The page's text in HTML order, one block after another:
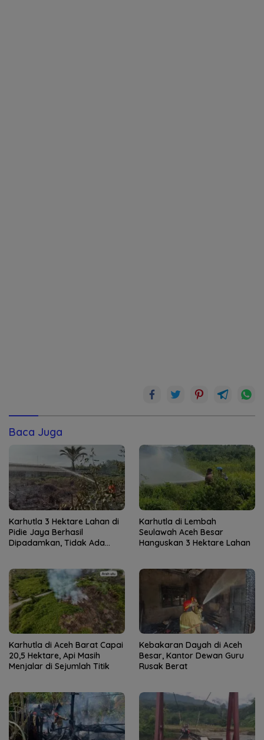
Baca Juga
Karhutla 3 Hektare Lahan di
Pidie Jaya Berhasil
Dipadamkan, Tidak Ada
Karhutla di Lembah
Seulawah Aceh Besar
Hanguskan 3 Hektare Lahan
Karhutla di Aceh Barat Capai
20,5 Hektare, Api Masih
Menjalar di Sejumlah Titik
Kebakaran Dayah di Aceh
Besar, Kantor Dewan Guru
Rusak Berat